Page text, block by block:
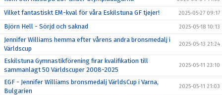
Vilket fantastiskt EM-kval för våra Eskilstuna GF tjejer! 2025-05-27 09:17
Björn Hell - Sörjd och saknad 2025-05-18 10:13
Jennifer Williams hemma efter vårens andra bronsmedalj i
Världscup
2025-05-13 21:24
Eskilstuna Gymnastikförening firar kvalifikation till
sammanlagt 50 Världscuper 2008-2025
2025-05-11 23:10
EGF - Jennifer Williams bronsmedalj VärldsCup i Varna,
Bulgarien
2025-05-11 21:03